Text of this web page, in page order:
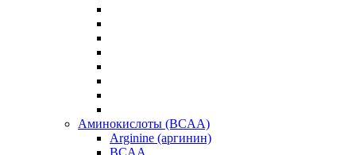
Аминокислоты (BCAA)
Arginine (аргинин)
BCAA